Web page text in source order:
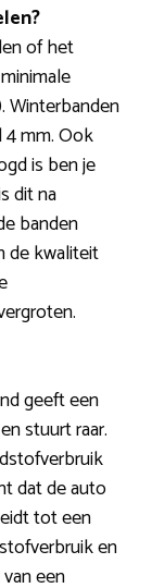
of het
Winterbanden
mm. Ook
is ben je
dit na
banden
de kwaliteit
geeft een
stuurt raar.
dat de auto
tot een
en
een